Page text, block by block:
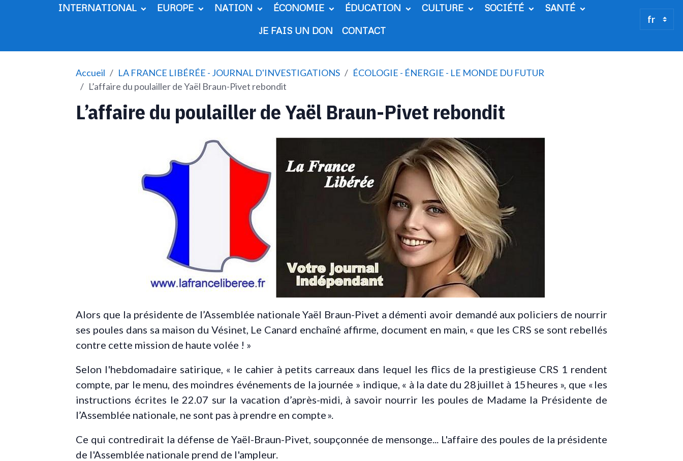
INTERNATIONAL EUROPE NATION ÉCONOMIE ÉDUCATION CULTURE SOCIÉTÉ SANTÉ
JE FAIS UN DON CONTACT
Accueil LA FRANCE LIBÉRÉE - JOURNAL D'INVESTIGATIONS
ÉCOLOGIE - ÉNERGIE - LE MONDE DU FUTUR
L’affaire du poulailler de Yaël Braun-Pivet rebondit
L’affaire du poulailler de Yaël Braun-Pivet rebondit
Alors que la présidente de l’Assemblée nationale Yaël Braun-Pivet a démenti avoir demandé aux policiers de nourrir
ses poules dans sa maison du Vésinet, Le Canard enchaîné affirme, document en main, « que les CRS se sont rebellés
contre cette mission de haute volée ! »
Selon l'hebdomadaire satirique, « le cahier à petits carreaux dans lequel les flics de la prestigieuse CRS 1 rendent
compte, par le menu, des moindres événements de la journée » indique, « à la date du 28 juillet à 15 heures », que « les
instructions écrites le 22.07 sur la vacation d’après-midi, à savoir nourrir les poules de Madame la Présidente de
l’Assemblée nationale, ne sont pas à prendre en compte ».
Ce qui contredirait la défense de Yaël-Braun-Pivet, soupçonnée de mensonge... L'affaire des poules de la présidente
de l'Assemblée nationale prend de l'ampleur.